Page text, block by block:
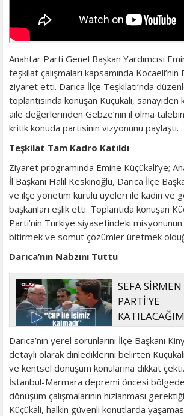
Anahtar Parti Genel Başkan Yardımcısı
teşkilat çalışmaları kapsamında Kocaeli’nin
ziyaret etti. Darıca İlçe Teşkilatı’nda
toplantısında konuşan Küçükali,
aile değerlerinden Gebze’nin il olma
kritik konuda partisinin vizyonunu paylaştı.
Teşkilat Tam Kadro Katıldı
Ziyaret programında Emine Küçükali’ye;
İl Başkanı Halil Keskinoğlu, Darıca İlçe
ve ilçe yönetim kurulu üyeleri ile kadın ve
başkanları eşlik etti. Toplantıda konuşan
Parti’nin Türkiye siyasetindeki misyonunun
bitirmek ve somut çözümler üretmek
Darıca’nın Nabzını Tuttu
SEFA
PARTİ'YE
Darıca’nın yerel sorunlarını İlçe Başkanı
detaylı olarak dinlediklerini belirten
ve kentsel dönüşüm konularına dikkat
İstanbul-Marmara depremi öncesi
dönüşüm çalışmalarının hızlanması
Küçükali, halkın güvenli konutlarda